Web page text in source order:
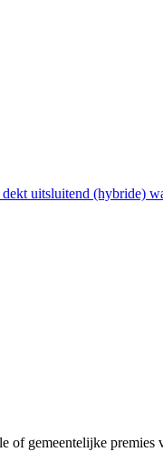
uitsluitend (hybride)
of gemeentelijke premies